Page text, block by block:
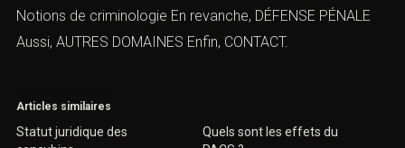
Notions de criminologie En revanche, DÉFENSE PÉNALE
Aussi, AUTRES DOMAINES Enfin, CONTACT.
Articles similaires
Statut juridique des
Quels sont les effets du